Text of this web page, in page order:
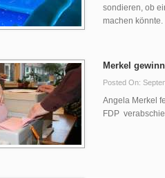
sondieren, ob
machen könnte.
Merkel
Posted On:
Angela Merkel
FDP